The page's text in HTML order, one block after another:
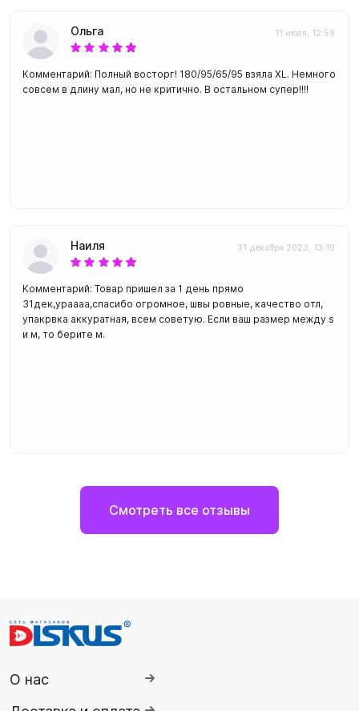
Ольга 11 июля, 12:59
Комментарий: Полный восторг! 180/95/65/95 взяла XL. Немного
совсем в длину мал, но не критично. В остальном супер!!!!
Наиля 31 декабря 2023, 13:10
Комментарий: Товар пришел за 1 день прямо
31дек,ураааа,спасибо огромное, швы ровные, качество отл,
упакрвка аккуратная, всем советую. Если ваш размер между s
и м, то берите м.
Смотреть все отзывы
О нас